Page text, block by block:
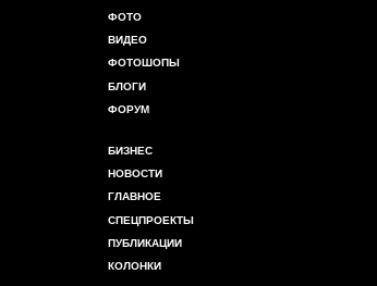
ФОТО
ВИДЕО
ФОТОШОПЫ
БЛОГИ
ФОРУМ
БИЗНЕС
НОВОСТИ
ГЛАВНОЕ
СПЕЦПРОЕКТЫ
ПУБЛИКАЦИИ
КОЛОНКИ